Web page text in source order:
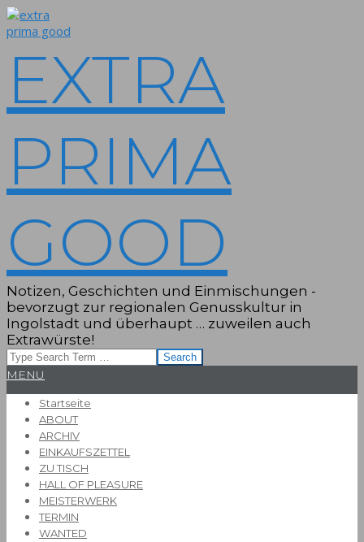
Skip
to
EXTRA
PRIMA
GOOD
Notizen, Geschichten und Einmischungen -
bevorzugt zur regionalen Genusskultur in
Ingolstadt und überhaupt … zuweilen auch
Extrawürste!
Search
Primary
Menu
MENU
Startseite
ABOUT
ARCHIV
EINKAUFSZETTEL
ZU TISCH
HALL OF PLEASURE
MEISTERWERK
TERMIN
WANTED